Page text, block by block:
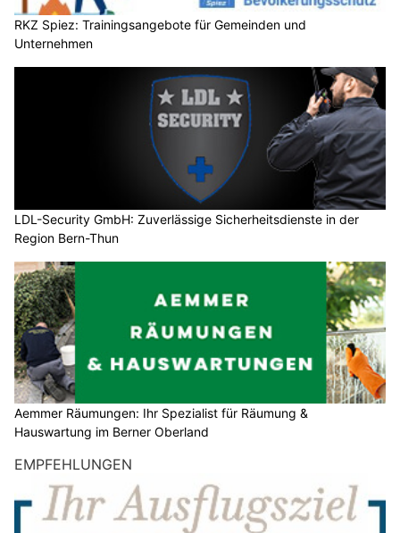
RKZ Spiez: Trainingsangebote für Gemeinden und
Unternehmen
LDL-Security GmbH: Zuverlässige Sicherheitsdienste in der
Region Bern-Thun
Aemmer Räumungen: Ihr Spezialist für Räumung &
Hauswartung im Berner Oberland
EMPFEHLUNGEN